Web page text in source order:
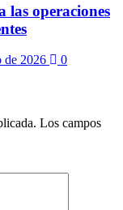
las operaciones
de 2026 0
Los campos